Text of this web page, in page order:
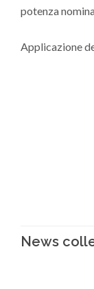
potenza
Applicazione
News